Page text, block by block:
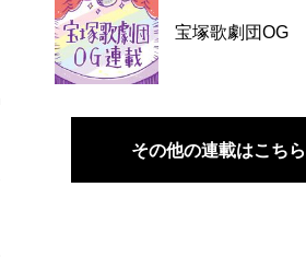
宝塚歌劇団OG
その他の連載はこちら